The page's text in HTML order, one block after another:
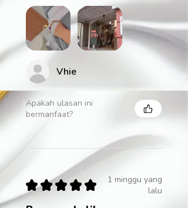
Vhie
Apakah ulasan ini
bermanfaat?
★ ★ ★ ★ ★
1 minggu yang
lalu